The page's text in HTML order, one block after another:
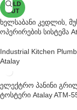
SOLD
OUT
ხელსაბანი კედლის,
ოპერირების სისტემა
Industrial Kitchen
Atalay
ელექტრო პანინი
ტოსტერი Atalay ATM-